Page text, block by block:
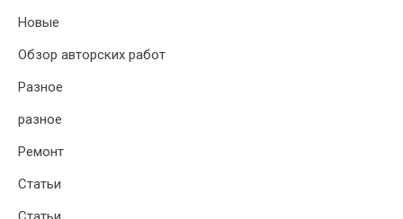
Новые
Обзор авторских работ
Разное
разное
Ремонт
Статьи